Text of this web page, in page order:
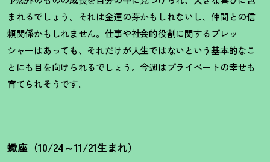
まれるでしょう。それは金運の芽かもしれないし、仲間との信
頼関係かもしれません。仕事や社会的役割に関するプレッ
シャーはあっても、それだけが人生ではないという基本的なこ
とにも目を向けられるでしょう。今週はプライベートの幸せも
育てられそうです。
蠍座（10/24～11/21生まれ）